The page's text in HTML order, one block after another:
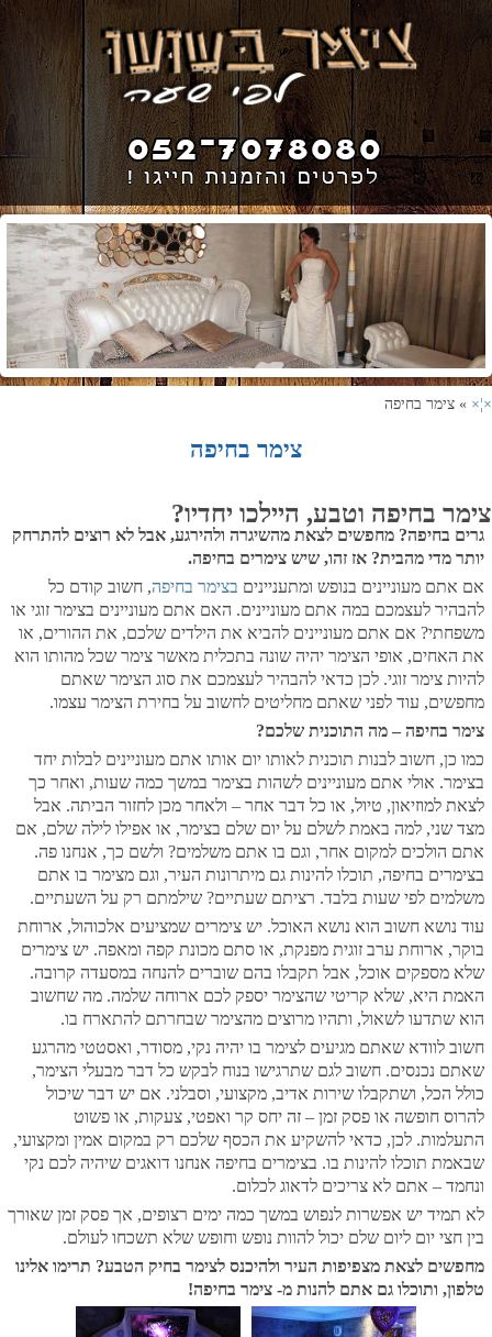
×¦× » צימר בחיפה
צימר בחיפה
צימר בחיפה וטבע, היילכו יחדיו?
גרים בחיפה? מחפשים לצאת מהשיגרה ולהירגע, אבל לא רוצים להתרחק
יותר מדי מהבית? אז זהו, שיש צימרים בחיפה.
אם אתם מעוניינים בנופש ומתעניינים בצימר בחיפה, חשוב קודם כל
להבהיר לעצמכם במה אתם מעוניינים. האם אתם מעוניינים בצימר זוגי או
משפחתי? אם אתם מעוניינים להביא את הילדים שלכם, את ההורים, או
את האחים, אופי הצימר יהיה שונה בתכלית מאשר צימר שכל מהותו הוא
להיות צימר זוגי. לכן כדאי להבהיר לעצמכם את סוג הצימר שאתם
מחפשים, עוד לפני שאתם מחליטים לחשוב על בחירת הצימר עצמו.
צימר בחיפה – מה התוכנית שלכם?
כמו כן, חשוב לבנות תוכנית לאותו יום אותו אתם מעוניינים לבלות יחד
בצימר. אולי אתם מעוניינים לשהות בצימר במשך כמה שעות, ואחר כך
לצאת למוזיאון, טיול, או כל דבר אחר – ולאחר מכן לחזור הביתה. אבל
מצד שני, למה באמת לשלם על יום שלם בצימר, או אפילו לילה שלם, אם
אתם הולכים למקום אחר, וגם בו אתם משלמים? ולשם כך, אנחנו פה.
בצימרים בחיפה, תוכלו להינות גם מיתרונות העיר, וגם מצימר בו אתם
משלמים לפי שעות בלבד. רציתם שעתיים? שילמתם רק על השעתיים.
עוד נושא חשוב הוא נושא האוכל. יש צימרים שמציעים אלכוהול, ארוחת
בוקר, ארוחת ערב זוגית מפנקת, או סתם מכונת קפה ומאפה. יש צימרים
שלא מספקים אוכל, אבל תקבלו בהם שוברים להנחה במסעדה קרובה.
האמת היא, שלא קריטי שהצימר יספק לכם ארוחה שלמה. מה שחשוב
הוא שתדעו לשאול, ותהיו מרוצים מהצימר שבחרתם להתארח בו.
חשוב לוודא שאתם מגיעים לצימר בו יהיה נקי, מסודר, ואסטטי מהרגע
שאתם נכנסים. חשוב לגם שתרגישו בנוח לבקש כל דבר מבעלי הצימר,
כולל הכל, ושתקבלו שירות אדיב, מקצועי, וסבלני. אם יש דבר שיכול
להרוס חופשה או פסק זמן – זה יחס קר ואפטי, צעקות, או פשוט
התעלמות. לכן, כדאי להשקיע את הכסף שלכם רק במקום אמין ומקצועי,
שבאמת תוכלו להינות בו. בצימרים בחיפה אנחנו דואגים שיהיה לכם נקי
ונחמד – אתם לא צריכים לדאוג לכלום.
לא תמיד יש אפשרות לנפוש במשך כמה ימים רצופים, אך פסק זמן שאורך
בין חצי יום ליום שלם יכול להוות נופש וחופש שלא תשכחו לעולם.
מחפשים לצאת מצפיפות העיר ולהיכנס לצימר בחיק הטבע? תרימו אלינו
טלפון, ותוכלו גם אתם להנות מ- צימר בחיפה!